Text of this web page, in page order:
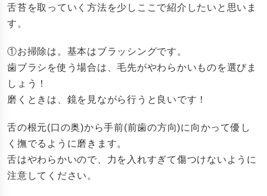
舌苔を取っていく方法を少しここで紹介したいと思いま
す。
①お掃除は。基本はブラッシングです。
歯ブラシを使う場合は、毛先がやわらかいものを選びま
しょう！
磨くときは、鏡を見ながら行うと良いです！
舌の根元(口の奥)から手前(前歯の方向)に向かって優し
く撫でるように磨きます。
舌はやわらかいので、力を入れすぎて傷つけないように
注意してください。